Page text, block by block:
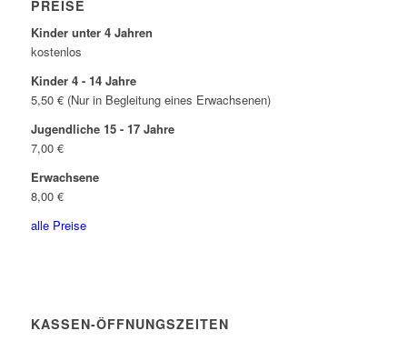
PREISE
Kinder unter 4 Jahren
kostenlos
Kinder 4 - 14 Jahre
5,50 € (Nur in Begleitung eines Erwachsenen)
Jugendliche 15 - 17 Jahre
7,00 €
Erwachsene
8,00 €
alle Preise
KASSEN-ÖFFNUNGSZEITEN